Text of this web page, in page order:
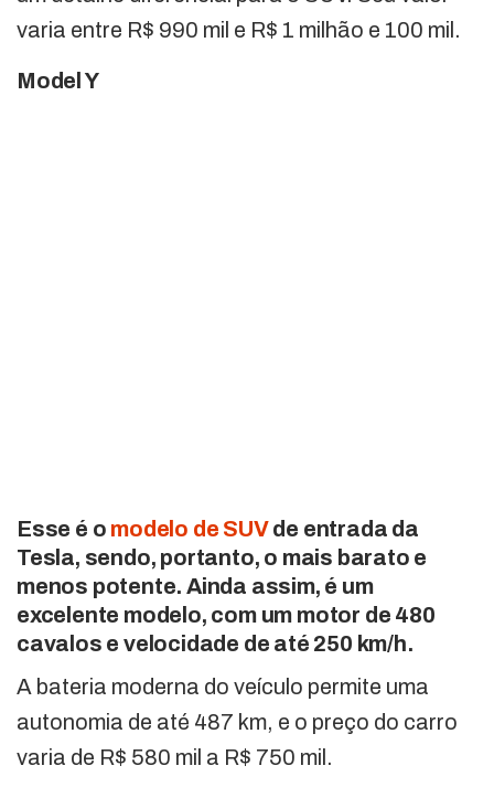
varia entre R$ 990 mil e R$ 1 milhão e 100 mil.
Model Y
Esse é o modelo de SUVde entrada da
Tesla, sendo, portanto, o mais barato e
menos potente. Ainda assim, é um
excelente modelo, com um motor de 480
cavalos e velocidade de até 250 km/h.
A bateria moderna do veículo permite uma
autonomia de até 487 km, e o preço do carro
varia de R$ 580 mil a R$ 750 mil.